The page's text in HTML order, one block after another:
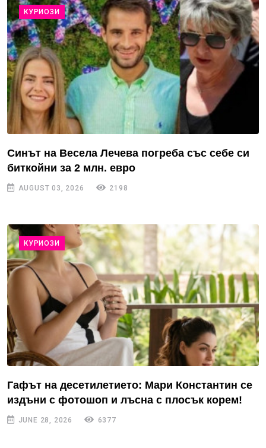
КУРИОЗИ
Синът на Весела Лечева погреба със себе си
биткойни за 2 млн. евро
AUGUST 03, 2026 2198
КУРИОЗИ
Гафът на десетилетието: Мари Константин се
издъни с фотошоп и лъсна с плосък корем!
JUNE 28, 2026 6377